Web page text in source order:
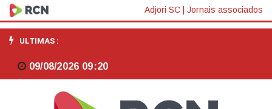
Desapropriações
retardam
obras
Adjori SC Jornais associados
ULTIMAS :
09/08/2026 09:20